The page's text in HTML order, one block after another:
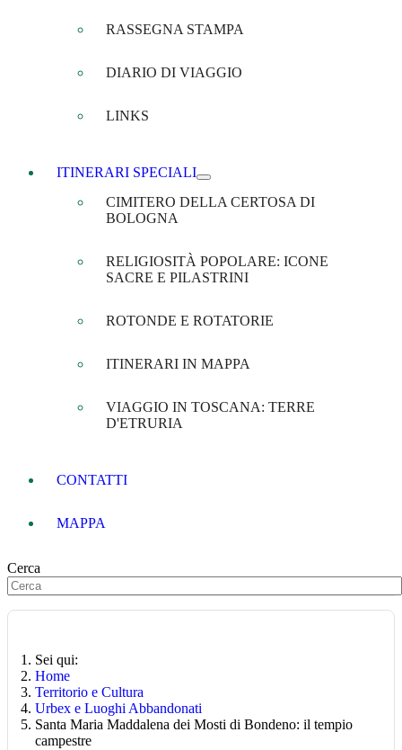
RASSEGNA STAMPA
DIARIO DI VIAGGIO
LINKS
ITINERARI SPECIALI
CIMITERO DELLA CERTOSA DI
BOLOGNA
RELIGIOSITÀ POPOLARE: ICONE
SACRE E PILASTRINI
ROTONDE E ROTATORIE
ITINERARI IN MAPPA
VIAGGIO IN TOSCANA: TERRE
D'ETRURIA
CONTATTI
MAPPA
Cerca
Sei qui:
Home
Territorio e Cultura
Urbex e Luoghi Abbandonati
Santa Maria Maddalena dei Mosti di Bondeno: il tempio
campestre